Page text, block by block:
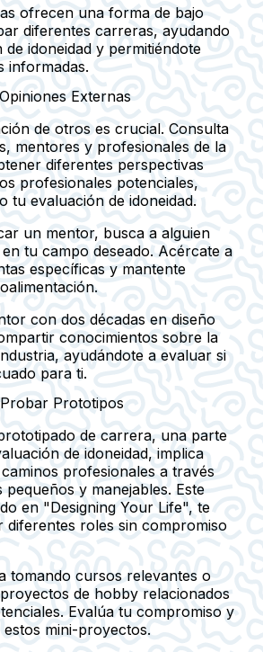
ofrecen una forma de bajo
diferentes carreras, ayudando
idoneidad y permitiéndote
informadas.
Externas
de otros es crucial. Consulta
mentores y profesionales de la
diferentes perspectivas
profesionales potenciales,
tu evaluación de idoneidad.
un mentor, busca a alguien
tu campo deseado. Acércate a
específicas y mantente
con dos décadas en diseño
conocimientos sobre la
ayudándote a evaluar si
para ti.
Prototipos
de carrera, una parte
de idoneidad, implica
profesionales a través
pequeños y manejables. Este
en "Designing Your Life", te
diferentes roles sin compromiso
tomando cursos relevantes o
de hobby relacionados
Evalúa tu compromiso y
mini-proyectos.